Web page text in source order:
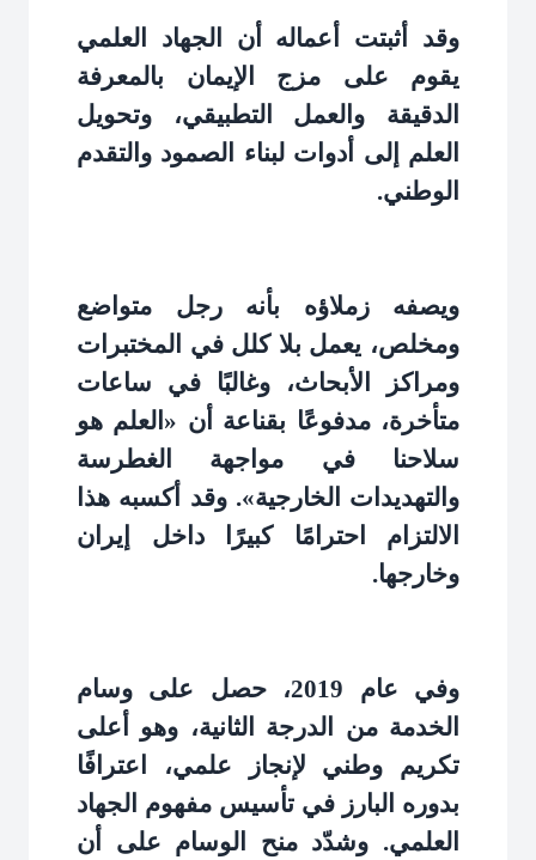
وقد أثبتت أعماله أن الجهاد العلمي
يقوم على مزج الإيمان بالمعرفة
الدقيقة والعمل التطبيقي، وتحويل
العلم إلى أدوات لبناء الصمود والتقدم
الوطني.
ويصفه زملاؤه بأنه رجل متواضع
ومخلص، يعمل بلا كلل في المختبرات
ومراكز الأبحاث، وغالبًا في ساعات
متأخرة، مدفوعًا بقناعة أن «العلم هو
سلاحنا في مواجهة الغطرسة
والتهديدات الخارجية». وقد أكسبه هذا
الالتزام احترامًا كبيرًا داخل إيران
وخارجها.
وفي عام 2019، حصل على وسام
الخدمة من الدرجة الثانية، وهو أعلى
تكريم وطني لإنجاز علمي، اعترافًا
بدوره البارز في تأسيس مفهوم الجهاد
العلمي. وشدّد منح الوسام على أن